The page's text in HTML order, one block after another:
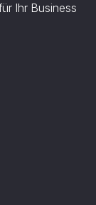
Ihr Business